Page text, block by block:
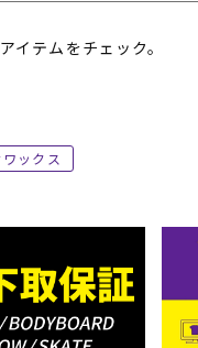
テムをチェック。
ワックス